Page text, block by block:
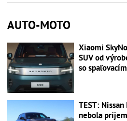
AUTO-MOTO
Xiaomi
SUV od
so
TEST:
nebola